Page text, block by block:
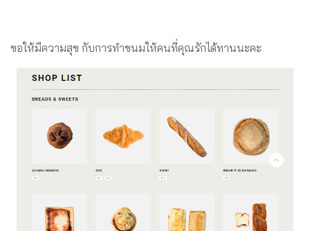
ขอให้มีความสุข กับการทำขนมให้คนที่คุณรักได้ทานนะคะ